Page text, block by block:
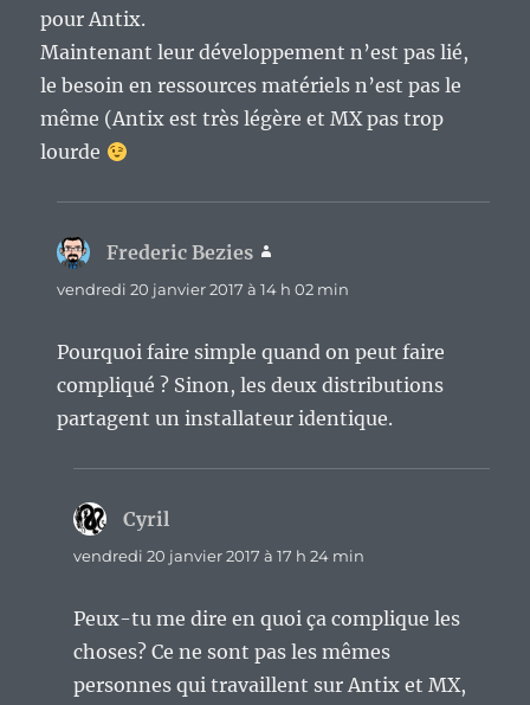
pour Antix.
Maintenant leur développement n’est pas lié,
le besoin en ressources matériels n’est pas le
même (Antix est très légère et MX pas trop
lourde
Frederic Bezies
vendredi 20 janvier 2017 à 14 h 02 min
Pourquoi faire simple quand on peut faire
compliqué ? Sinon, les deux distributions
partagent un installateur identique.
Cyril
vendredi 20 janvier 2017 à 17 h 24 min
Peux-tu me dire en quoi ça complique les
choses? Ce ne sont pas les mêmes
personnes qui travaillent sur Antix et MX,